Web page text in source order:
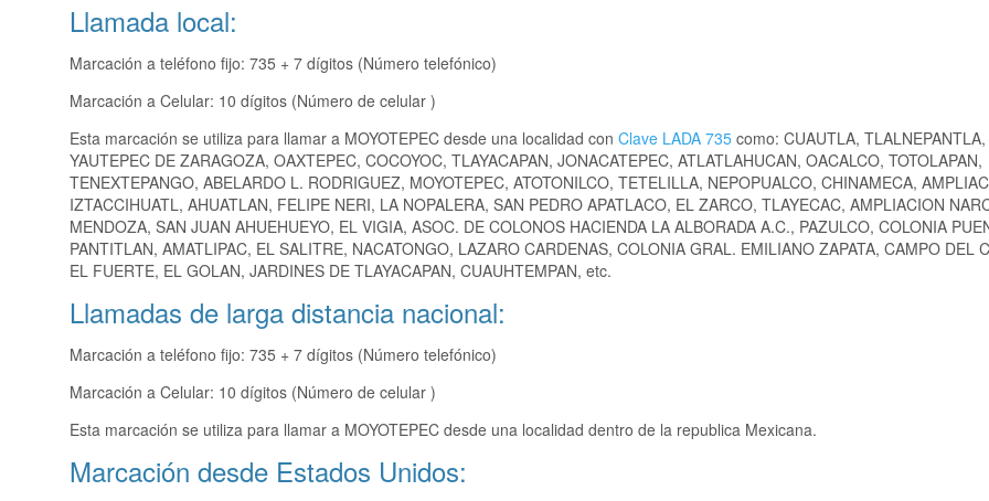
Llamada local:
Marcación a teléfono fijo: 735 + 7 dígitos (Número telefónico)
Marcación a Celular: 10 dígitos (Número de celular )
Esta marcación se utiliza para llamar a MOYOTEPEC desde una localidad con Clave LADA 735 como: CUAUTLA, TLALNEPANTLA,
YAUTEPEC DE ZARAGOZA, OAXTEPEC, COCOYOC, TLAYACAPAN, JONACATEPEC, ATLATLAHUCAN, OACALCO, TOTOLAPAN,
TENEXTEPANGO, ABELARDO L. RODRIGUEZ, MOYOTEPEC, ATOTONILCO, TETELILLA, NEPOPUALCO, CHINAMECA,
IZTACCIHUATL, AHUATLAN, FELIPE NERI, LA NOPALERA, SAN PEDRO APATLACO, EL ZARCO, TLAYECAC, AMPLIACION
MENDOZA, SAN JUAN AHUEHUEYO, EL VIGIA, ASOC. DE COLONOS HACIENDA LA ALBORADA A.C., PAZULCO, COLONIA
PANTITLAN, AMATLIPAC, EL SALITRE, NACATONGO, LAZARO CARDENAS, COLONIA GRAL. EMILIANO ZAPATA, CAMPO DEL
EL FUERTE, EL GOLAN, JARDINES DE TLAYACAPAN, CUAUHTEMPAN, etc.
Llamadas de larga distancia nacional:
Marcación a teléfono fijo: 735 + 7 dígitos (Número telefónico)
Marcación a Celular: 10 dígitos (Número de celular )
Esta marcación se utiliza para llamar a MOYOTEPEC desde una localidad dentro de la republica Mexicana.
Marcación desde Estados Unidos: